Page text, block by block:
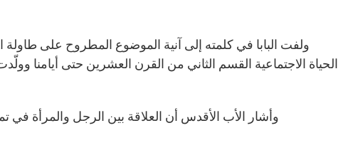
الحياة الاجتماعية القسم الثاني من القرن العشرين حتى أيامنا